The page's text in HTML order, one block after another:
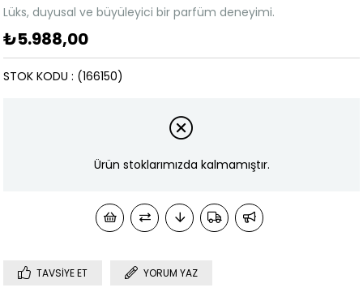
Lüks, duyusal ve büyüleyici bir parfüm deneyimi.
₺5.988,00
(166150)
STOK KODU
Ürün stoklarımızda kalmamıştır.
TAVSIYE ET YORUM YAZ